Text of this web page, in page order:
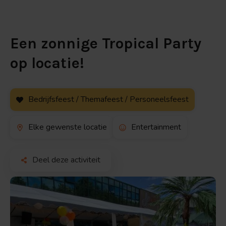
Een zonnige Tropical Party
op locatie!
Bedrijfsfeest / Themafeest / Personeelsfeest
Elke gewenste locatie Entertainment
Deel deze activiteit